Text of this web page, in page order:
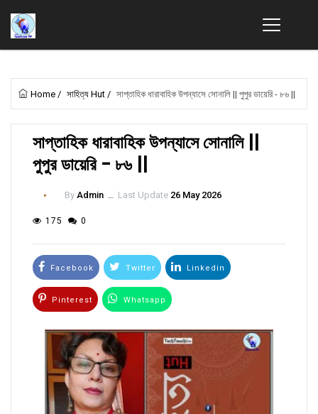
Home / সাহিত্য Hut / সাপ্তাহিক ধারাবাহিক উপন্যাসে সোনালি || পুপুর ডায়েরি - ৮৬ ||
সাপ্তাহিক ধারাবাহিক উপন্যাসে সোনালি ||
পুপুর ডায়েরি - ৮৬ ||
By Admin ــ Last Update 26 May 2026
175 0
Facebook Twitter Linkedin
Pinterest Whatsapp